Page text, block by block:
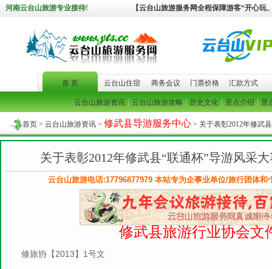
河南云台山旅游专业接待! 【云台山旅游服务网全程保障游客“开心玩
首 页 云台山住宿 商务会议 门票价格 汇款方式
云台山旅游资讯|云台山旅游攻略|历史文化|景点介绍|景
首页 > 云台山旅游资讯 > 修武县导游服务中心 > 关于表彰2012年修武
关于表彰2012年修武县“联通杯”导游风采
云台山旅游电话:17796877979 本站专为企事业单位/旅行团体
修武县旅游行业协会文
修旅协【2013】1号文